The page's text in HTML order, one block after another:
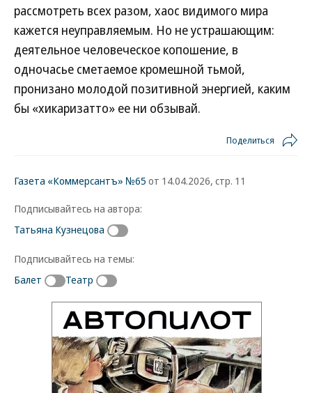
рассмотреть всех разом, хаос видимого мира
кажется неуправляемым. Но не устрашающим:
деятельное человеческое копошение, в
одночасье сметаемое кромешной тьмой,
пронизано молодой позитивной энергией, каким
бы «хикаризатто» ее ни обзывай.
Поделиться
Газета «Коммерсантъ» №65 от 14.04.2026, стр. 11
Подписывайтесь на автора:
Татьяна Кузнецова
Подписывайтесь на темы:
Балет
Театр